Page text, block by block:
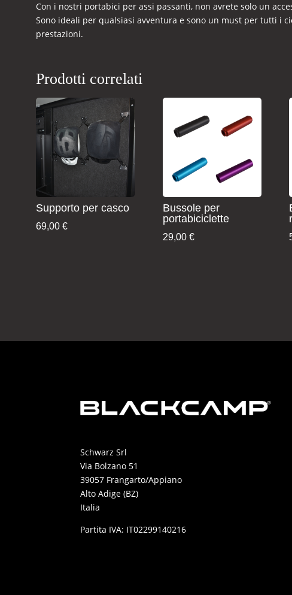
Con i nostri portabici per assi passanti, non avrete solo un
Sono ideali per qualsiasi avventura e sono un must per tutti i
prestazioni.
Prodotti correlati
Supporto per casco
69,00 €
Bussole per
portabiciclette
29,00 €
Schwarz Srl
Via Bolzano 51
39057 Frangarto/Appiano
Alto Adige (BZ)
Italia
Partita IVA: IT02299140216